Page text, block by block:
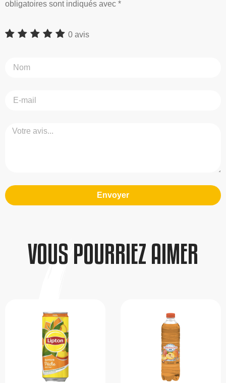
obligatoires sont indiqués avec *
0 avis
Envoyer
VOUS POURRIEZ AIMER